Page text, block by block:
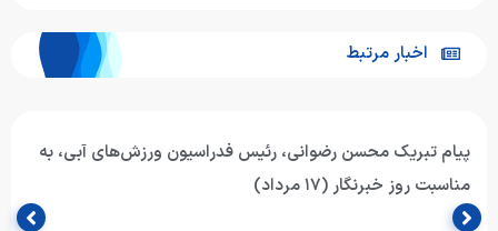
اخبار مرتبط
پیام تبریک محسن رضوانی، رئیس فدراسیون ورزش‌های آبی، به
مناسبت روز خبرنگار (۱۷ مرداد)